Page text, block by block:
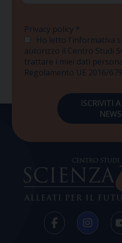
Privacy policy *
Ho letto l'informativa
autorizzo il Centro Studi
trattare i miei dati
Regolamento UE 2016/679